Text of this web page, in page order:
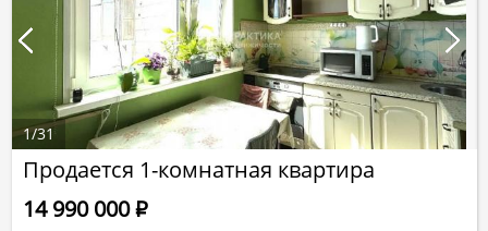
Продается 1-комнатная квартира
14 990 000Р
1/31